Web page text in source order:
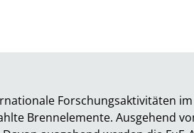
Forschungsaktivitäten
Brennelemente. Ausgehend